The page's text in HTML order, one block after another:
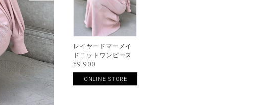
レイヤードマーメイ
ドニットワンピース
¥9,900
ONLINE STORE